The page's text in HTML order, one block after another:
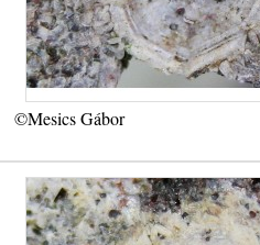
©Mesics Gábor